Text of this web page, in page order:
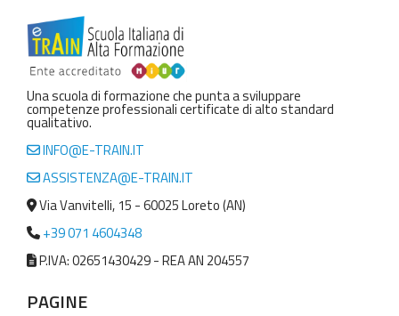
Una scuola di formazione che punta a sviluppare
competenze professionali certificate di alto standard
qualitativo.
INFO@E-TRAIN.IT
ASSISTENZA@E-TRAIN.IT
Via Vanvitelli, 15 - 60025 Loreto (AN)
+39 071 4604348
P.IVA: 02651430429 - REA AN 204557
PAGINE